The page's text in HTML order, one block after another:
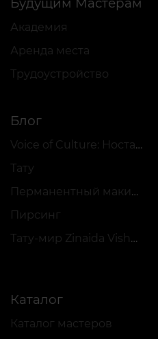
Академия
Аренда места
Трудоустройство
Блог
Voice of Culture: Ностальгия по 2000-м
Тату
Перманентный макияж
Пирсинг
Тату-мир Zinaida Vishenka
Каталог
Каталог мастеров